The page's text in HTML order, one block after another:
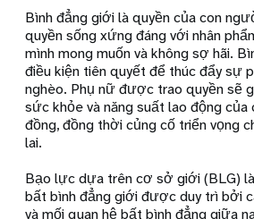
Bình đẳng giới là quyền của con
quyền sống xứng đáng với nhân
mình mong muốn và không sợ hãi.
điều kiện tiên quyết để thúc đẩy sự
nghèo. Phụ nữ được trao quyền sẽ
sức khỏe và năng suất lao động của
đồng, đồng thời củng cố triển vọng
lai.
Bạo lực dựa trên cơ sở giới (BLG)
bất bình đẳng giới được duy trì bởi
và mối quan hệ bất bình đẳng giữa